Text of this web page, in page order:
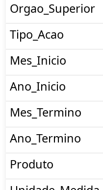
Orgao_Superior
Tipo_Acao
Mes_Inicio
Ano_Inicio
Mes_Termino
Ano_Termino
Produto